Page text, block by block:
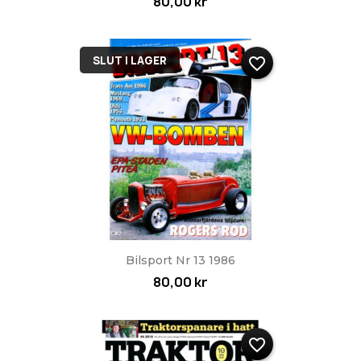
Bilsport Nr 13 1986
80,00 kr
SLUT I LAGER favorite_border
favorite_border